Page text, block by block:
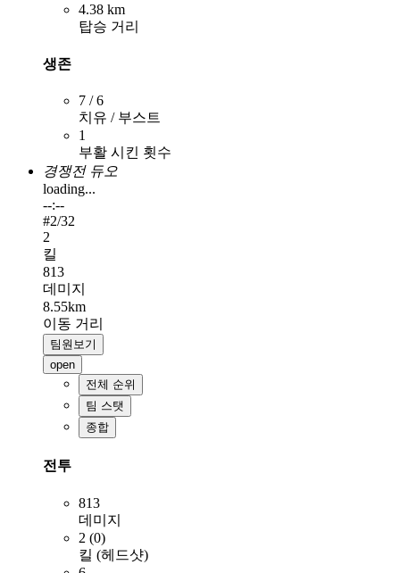
4.38 km
탑승 거리
생존
7 / 6
치유 / 부스트
1
부활 시킨 횟수
경쟁전 듀오
loading...
--:--
#2/32
2
킬
813
데미지
8.55km
이동 거리
팀원보기
open
전체 순위
팀 스탯
종합
전투
813
데미지
2 (0)
킬 (헤드샷)